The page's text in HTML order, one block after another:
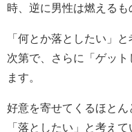
時、逆に男性は燃えるも
「何とか落としたい」
次第で、さらに「ゲッ
ます。
好意を寄せてくるほと
「落としたい」と考えて